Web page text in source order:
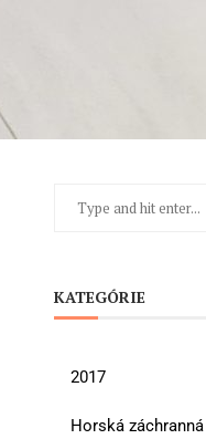
KATEGÓRIE
2017
Horská